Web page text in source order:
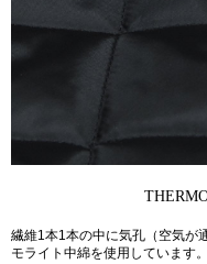
繊維1本1本の中に気孔（空気が
モライト中綿を使用しています。